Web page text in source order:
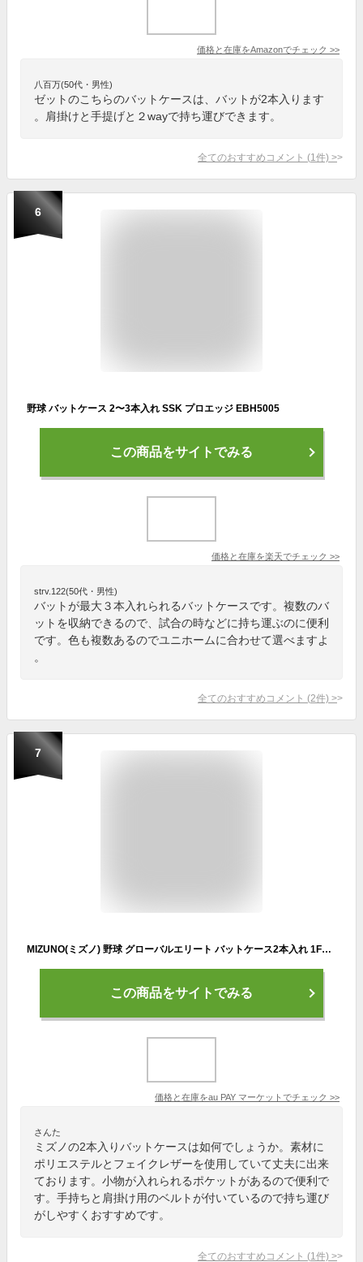
価格と在庫をAmazonでチェック >>
八百万(50代・男性)
ゼットのこちらのバットケースは、バットが2本入ります
。肩掛けと手提げと２wayで持ち運びできます。
全てのおすすめコメント (1 件) >
6
野球 バットケース 2〜3本入れ SSK プロエッジ EBH5005
この商品をサイトでみる
価格と在庫を楽天でチェック >>
strv.122(50代・男性)
バットが最大３本入れられるバットケースです。複数のバ
ットを収納できるので、試合の時などに持ち運ぶのに便利
です。色も複数あるのでユニホームに合わせて選べますよ
。
全てのおすすめコメント (2件) >
7
MIZUNO(ミズノ) 野球 グローバルエリート バットケース2本入れ 1FJT1411 61:イグニションレッド
この商品をサイトでみる
価格と在庫をau PAY マーケット でチェック >>
さんた
ミズノの2本入りバットケースは如何でしょうか。素材に
ポリエステルとフェイクレザーを使用していて丈夫に出来
ております。小物が入れられるポケットがあるので便利で
す。手持ちと肩掛け用のベルトが付いているので持ち運び
がしやすくおすすめです。
全てのおすすめコメント (1 件) >